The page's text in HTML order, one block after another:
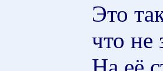
Это
что не